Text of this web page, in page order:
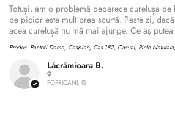
Lăcrămioara B.
POPRICANI, IS
Totuși, am o problemă deoarece curelușa
pe picior este mult prea scurtă. Peste zi,
acea curelușă nu mă mai ajunge. Ce aș
Produs: Pantofi Dama, Caspian, Cas-182, Casual, Piele